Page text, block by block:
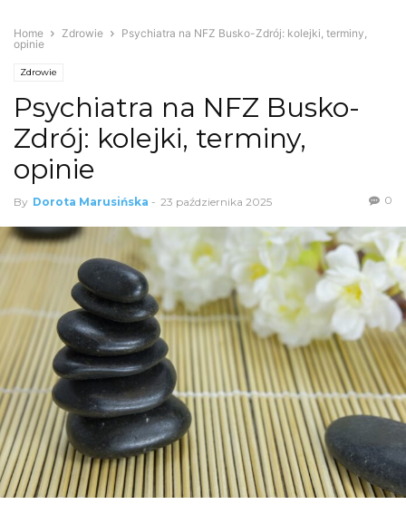
Home Zdrowie
Psychiatra na NFZ Busko-Zdrój: kolejki, terminy,
opinie
Zdrowie
Psychiatra na NFZ Busko-
Zdrój: kolejki, terminy,
opinie
By Dorota Marusińska - 23 października 2025 0